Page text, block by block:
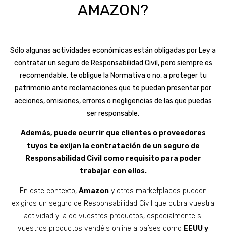
AMAZON?
Sólo algunas actividades económicas están obligadas por Ley a
contratar un seguro de Responsabilidad Civil, pero siempre es
recomendable, te obligue la Normativa o no, a proteger tu
patrimonio ante reclamaciones que te puedan presentar por
acciones, omisiones, errores o negligencias de las que puedas
ser responsable.
Además, puede ocurrir que clientes o proveedores
tuyos te exijan la contratación de un seguro de
Responsabilidad Civil como requisito para poder
trabajar con ellos.
En este contexto, Amazony otros marketplaces pueden
exigiros un seguro de Responsabilidad Civil que cubra vuestra
actividad y la de vuestros productos, especialmente si
vuestros productos vendéis online a países como EEUU y